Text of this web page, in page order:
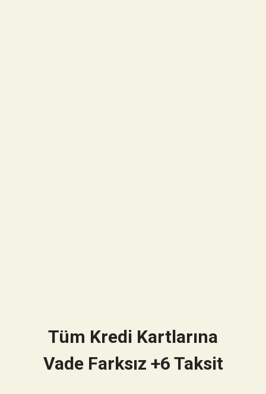
Tüm Kredi Kartlarına
Vade Farksız +6 Taksit